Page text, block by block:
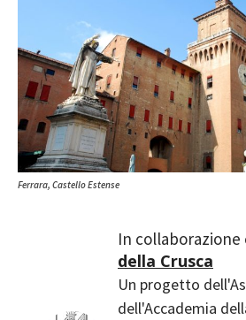
Ferrara, Castello Estense
della Crusca
Un progetto
dell'Accademia